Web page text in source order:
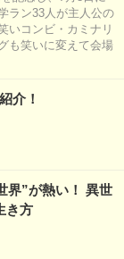
ラン33人が主人公の
いコンビ・カミナリ
も笑いに変えて会場
介！
界”が熱い！ 異世
き方